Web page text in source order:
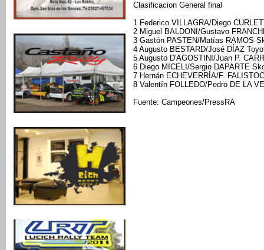
Clasificacion General final
1 Federico VILLAGRA/Diego
2 Miguel BALDONI/Gustavo
3 Gastón PASTEN/Matías RAMOS
4 Augusto BESTARD/José DÍAZ
5 Augusto D'AGOSTINI/Juan P.
6 Diego MICELI/Sergio DAPARTE
7 Hernán ECHEVERRÍA/F.
8 Valentín FOLLEDO/Pedro DE LA
Fuente: Campeones/PressRA